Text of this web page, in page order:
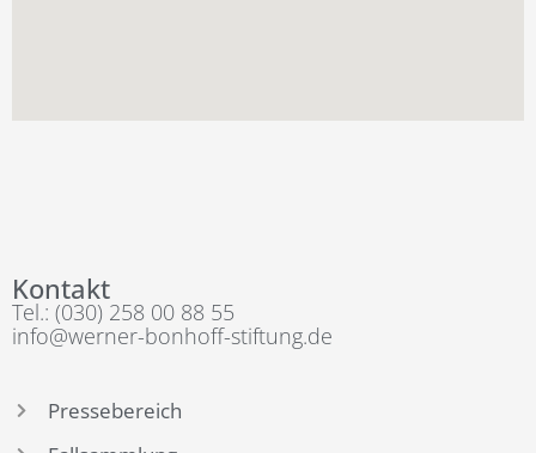
Kontakt
Tel.: (030) 258 00 88 55
info@werner-bonhoff-stiftung.de
Pressebereich